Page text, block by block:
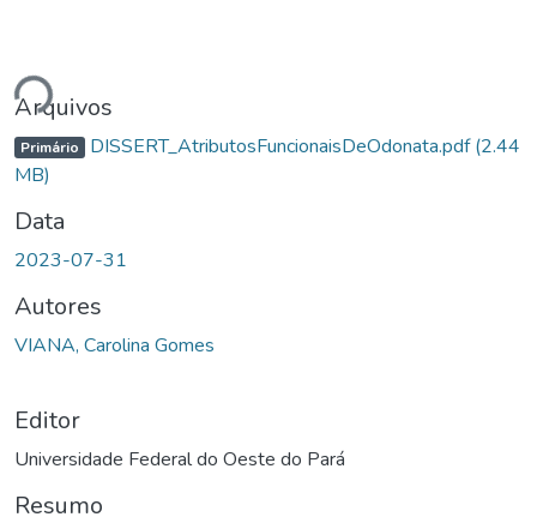
Arquivos
Primário DISSERT_AtributosFuncionaisDeOdonata.pdf(2.44
MB)
Data
2023-07-31
Autores
VIANA, Carolina Gomes
Editor
Universidade Federal do Oeste do Pará
Resumo